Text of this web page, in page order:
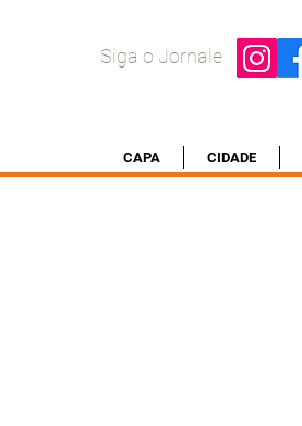
Siga o Jornale
CAPA CIDADE